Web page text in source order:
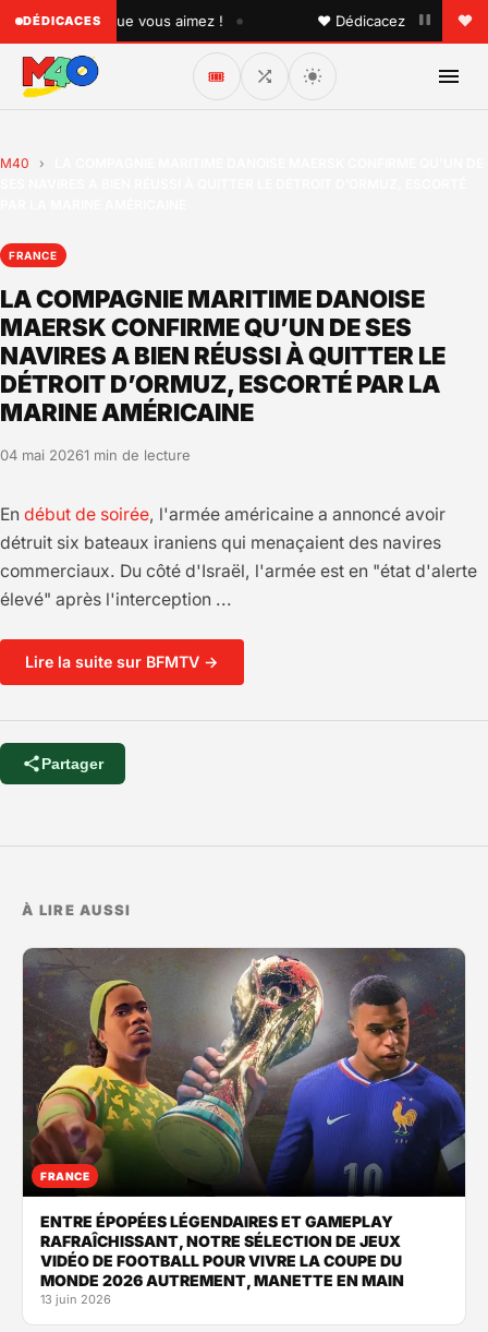
DÉDICACES
quelqu'un que vous aimez ! • ♥ Dédicacez un titre à vos
🎟️
M40 ›
FRANCE
LA COMPAGNIE MARITIME DANOISE
MAERSK CONFIRME QU’UN DE SES
NAVIRES A BIEN RÉUSSI À QUITTER LE
DÉTROIT D’ORMUZ, ESCORTÉ PAR LA
MARINE AMÉRICAINE
04 mai 20261 min de lecture
En début de soirée, l'armée américaine a annoncé avoir
détruit six bateaux iraniens qui menaçaient des navires
commerciaux. Du côté d'Israël, l'armée est en "état d'alerte
élevé" après l'interception ...
Lire la suite sur BFMTV →
Partager
À LIRE AUSSI
FRANCE
ENTRE ÉPOPÉES LÉGENDAIRES ET GAMEPLAY
RAFRAÎCHISSANT, NOTRE SÉLECTION DE JEUX
VIDÉO DE FOOTBALL POUR VIVRE LA COUPE DU
MONDE 2026 AUTREMENT, MANETTE EN MAIN
13 juin 2026